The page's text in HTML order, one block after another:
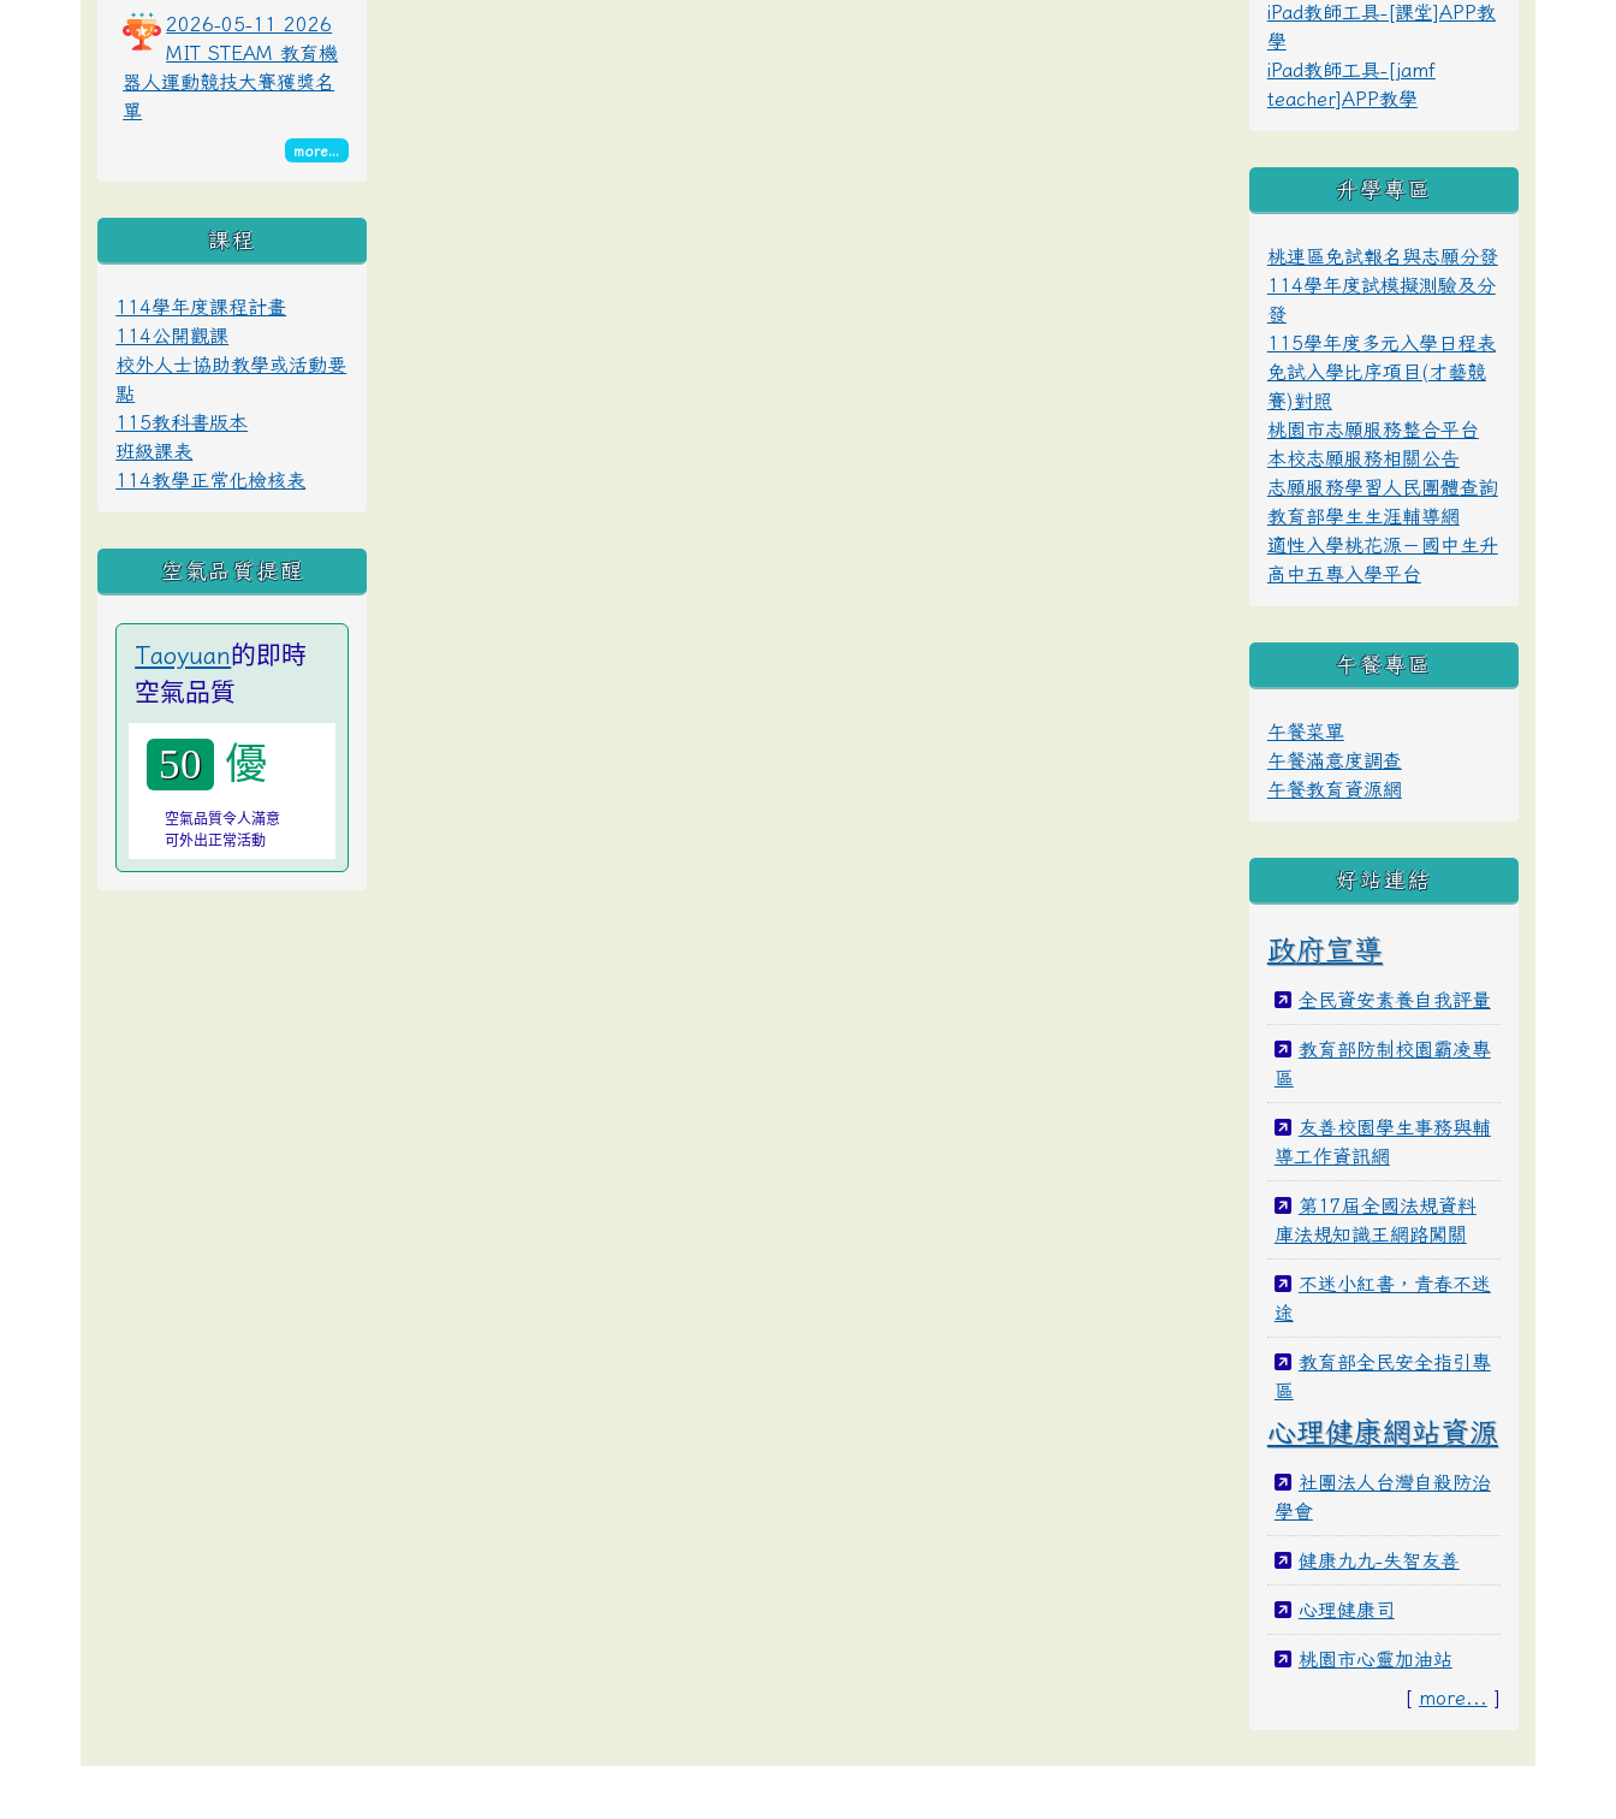
2026-05-11 2026
MIT STEAM 教育機
器人運動競技大賽獲獎名
單
more...
課程
114學年度課程計畫
114公開觀課
校外人士協助教學或活動要
點
115教科書版本
班級課表
114教學正常化檢核表
空氣品質提醒
Taoyuan的即時
空氣品質
50 優
空氣品質令人滿意
可外出正常活動
iPad教師工具-[課堂]APP教
學
iPad教師工具-[jamf
teacher]APP教學
升學專區
桃連區免試報名與志願分發
114學年度試模擬測驗及分
發
115學年度多元入學日程表
免試入學比序項目(才藝競
賽)對照
桃園市志願服務整合平台
本校志願服務相關公告
志願服務學習人民團體查詢
教育部學生生涯輔導網
適性入學桃花源－國中生升
高中五專入學平台
午餐專區
午餐菜單
午餐滿意度調查
午餐教育資源網
好站連結
政府宣導
全民資安素養自我評量
教育部防制校園霸凌專
區
友善校園學生事務與輔
導工作資訊網
第17屆全國法規資料
庫法規知識王網路闖關
不迷小紅書，青春不迷
途
教育部全民安全指引專
區
心理健康網站資源
社團法人台灣自殺防治
學會
健康九九-失智友善
心理健康司
桃園市心靈加油站
[ more... ]